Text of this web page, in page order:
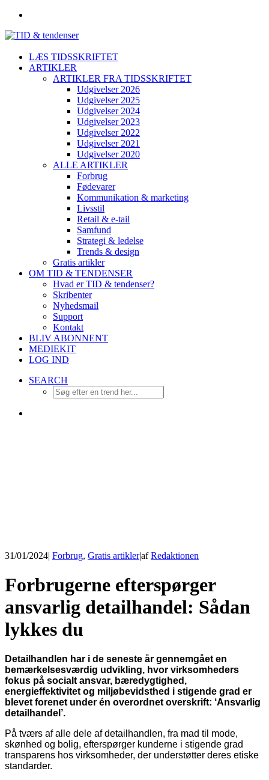
LÆS TIDSSKRIFTET
ARTIKLER
ARTIKLER FRA TIDSSKRIFTET
Udgivelser 2026
Udgivelser 2025
Udgivelser 2024
Udgivelser 2023
Udgivelser 2022
Udgivelser 2021
Udgivelser 2020
ALLE ARTIKLER
Forbrug
Fødevarer
Kommunikation & marketing
Livsstil
Retail & e-tail
Samfund
Strategi & ledelse
Trends & design
Gratis artikler
OM TID & TENDENSER
Hvad er TID & tendenser?
Skribenter
Nyhedsmail
Support
Kontakt
BLIV ABONNENT
MEDIEKIT
LOG IND
SEARCH
31/01/2024| Forbrug, Gratis artikler|afRedaktionen
Forbrugerne efterspørger
ansvarlig detailhandel: Sådan
lykkes du
Detailhandlen har i de seneste år gennemgået en
bemærkelsesværdig udvikling, hvor virksomheders
fokus på socialt ansvar, bæredygtighed,
energieffektivitet og miljøbevidsthed i stigende grad er
blevet forenet under én overordnet overskrift: ‘Ansvarlig
detailhandel’.
På tværs af alle dele af detailhandlen, fra mad til mode,
skønhed og bolig, efterspørger kunderne i stigende grad
transparens hos virksomheder, der understøtter deres etiske
standarder.